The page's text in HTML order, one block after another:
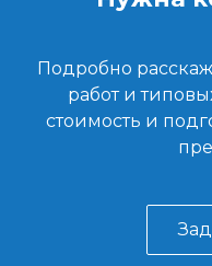
Подробно
работ и
стоимость и